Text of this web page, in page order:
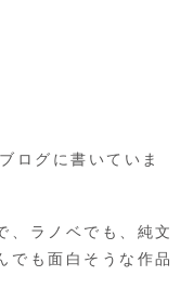
ログに書いていま
、ラノベでも、純文
でも面白そうな作品